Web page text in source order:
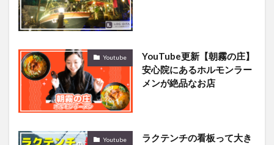
Youtube
YouTube更新【朝霧の庄】
安心院にあるホルモンラー
メンが絶品なお店
Youtube
ラクテンチの看板って大き